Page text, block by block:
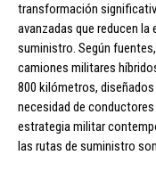
transformación
avanzadas que reducen
suministro. Según
camiones militares
800 kilómetros,
necesidad de
estrategia militar
las rutas de suministro